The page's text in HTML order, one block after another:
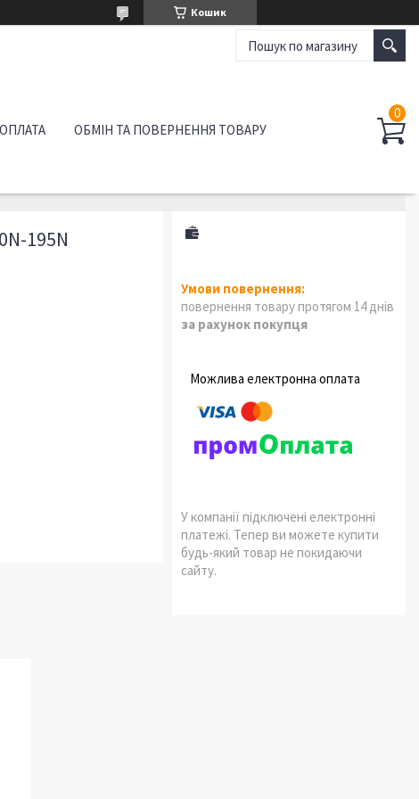
Кошик
ОБМІН ТА ПОВЕРНЕННЯ ТОВАРУ
195N
повернення товару протягом 14 днів
за рахунок покупця
У компанії підключені електронні
платежі. Тепер ви можете купити
будь-який товар не покидаючи
сайту.